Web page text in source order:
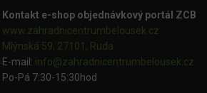
Kontakt e-shop objednávkový portál ZCB
www.zahradnicentrumbelousek.cz
Mlýnská 59, 27101, Ruda
E-mail: info@zahradnicentrumbelousek. cz
Po-Pá 7:30-15:30hod